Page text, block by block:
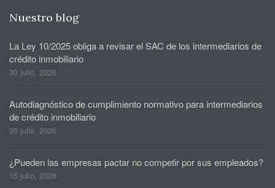
Nuestro blog
La Ley 10/2025 obliga a revisar el SAC de los intermediarios de
crédito inmobiliario
30 julio, 2026
Autodiagnóstico de cumplimiento normativo para intermediarios
de crédito inmobiliario
26 julio, 2026
¿Pueden las empresas pactar no competir por sus empleados?
15 julio, 2026